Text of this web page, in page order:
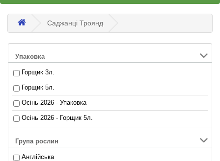
Саджанці Троянд
Упаковка
Горщик 3л.
Горщик 5л.
Осінь 2026 - Упаковка
Осінь 2026 - Горщик 5л.
Група рослин
Англійська